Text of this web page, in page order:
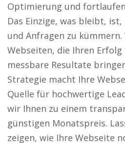
Optimierung und
Das Einzige, was bleibt,
und Anfragen zu
Webseiten, die Ihren
messbare Resultate
Strategie macht Ihre
Quelle für hochwertige
wir Ihnen zu einem
günstigen Monatspreis.
zeigen, wie Ihre Webseite